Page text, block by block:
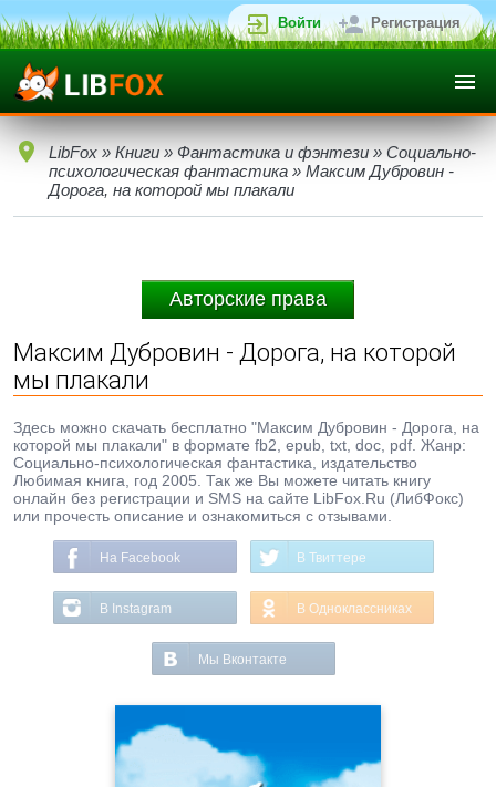
Войти Регистрация
LibFox » Книги » Фантастика и фэнтези » Социально-
психологическая фантастика » Максим Дубровин -
Дорога, на которой мы плакали
Авторские права
Максим Дубровин - Дорога, на которой
мы плакали
Здесь можно скачать бесплатно "Максим Дубровин - Дорога, на
которой мы плакали" в формате fb2, epub, txt, doc, pdf. Жанр:
Социально-психологическая фантастика, издательство
Любимая книга, год 2005. Так же Вы можете читать книгу
онлайн без регистрации и SMS на сайте LibFox.Ru (ЛибФокс)
или прочесть описание и ознакомиться с отзывами.
На Facebook В Твиттере
В Instagram В Одноклассниках
Мы Вконтакте